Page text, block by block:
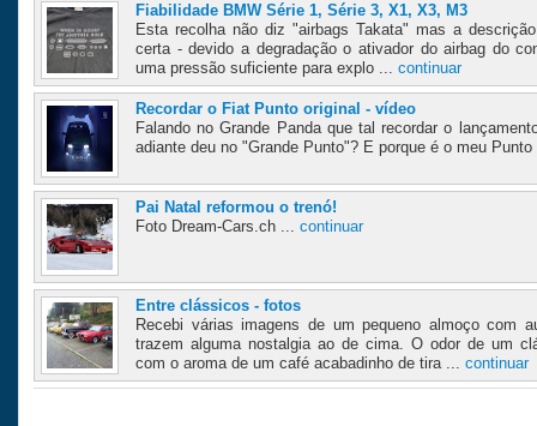
Fiabilidade BMW Série 1, Série 3, X1, X3, M3
Esta recolha não diz "airbags Takata" mas a
certa - devido a degradação o ativador do airbag do
uma pressão suficiente para explo ... continuar
Recordar o Fiat Punto original - vídeo
Falando no Grande Panda que tal recordar o
adiante deu no "Grande Punto"? E porque é o meu
Pai Natal reformou o trenó!
Foto Dream-Cars.ch ... continuar
Entre clássicos - fotos
Recebi várias imagens de um pequeno almoço com
trazem alguma nostalgia ao de cima. O odor de um
com o aroma de um café acabadinho de tira ... continuar